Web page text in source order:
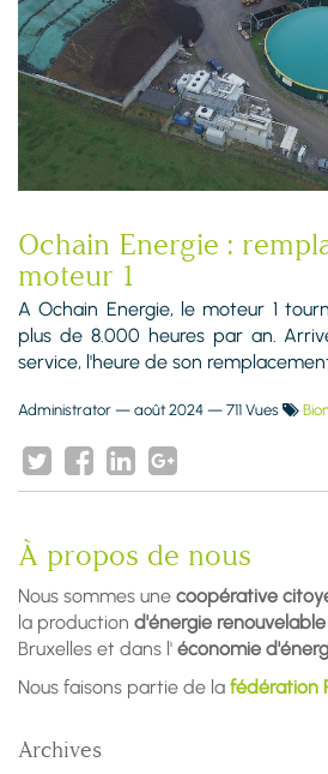
Ochain Energie :
moteur 1
A Ochain Energie, le moteur 1
plus de 8.000 heures par an.
service, l'heure de son
Administrator — août 2024 — 711 Vues
À propos de nous
Nous sommes une coopérative
la production d'énergie renouvelable
Bruxelles et dans l' économie
Nous faisons partie de la fédération
Archives